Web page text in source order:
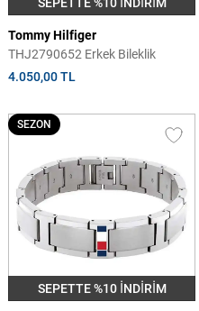
SEPETTE %10 İNDİRİM
Tommy Hilfiger
THJ2790652 Erkek Bileklik
4.050,00 TL
SEPETTE %10 İNDİRİM
SEZON